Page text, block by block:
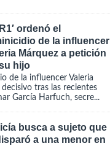
ordenó el
de la influencer
Márquez a petición
hijo
de la influencer Valeria
tras las recientes
García Harfuch, secre...
busca a sujeto que
a una menor en